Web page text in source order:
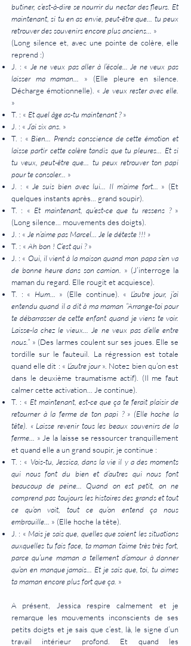
butiner, c’est-à-dire se nourrir du nectar des fleurs. Et
maintenant, si tu en as envie, peut-être que... tu peux
retrouver des souvenirs encore plus anciens...
»
(Long silence et, avec une pointe de colère, elle
reprend :)
J. : « Je ne veux pas aller à l’école... Je ne veux pas
laisser ma maman...
» (Elle pleure en silence.
Décharge émotionnelle). « Je veux rester avec elle.
»
T. : « Et quel âge as-tu maintenant ?»
J. : « J’ai six ans. »
T. : « Bien... Prends conscience de cette émotion et
laisse partir cette colère tandis que tu pleures... Et si
tu veux, peut-être que... tu peux retrouver ton papi
pour te consoler...
»
J. : « Je suis bien avec lui... Il m’aime fort...
» (Et
quelques instants après... grand soupir).
T. : « Et maintenant, qu’est-ce que tu ressens ? »
(Long silence... mouvements des doigts).
J. : « Je n’aime pas Marcel... Je le déteste !!! »
T. : « Ah bon ! C’est qui ?»
J. : « Oui, il vient à la maison quand mon papa s’en va
de bonne heure dans son camion. » (J’interroge la
maman du regard. Elle rougit et acquiesce).
T. : « Hum... » (Elle continue). « L’autre jour, j’ai
entendu quand il a dit à ma maman “Arrange-toi pour
te débarrasser de cette enfant quand je viens te voir.
Laisse-la chez le vieux... Je ne veux pas d’elle entre
nous.” » (Des larmes coulent sur ses joues. Elle se
tordille sur le fauteuil. La régression est totale
quand elle dit : « L’autre jour». Notez bien qu’on est
dans le deuxième traumatisme actif). (Il me faut
calmer cette activation... Je continue).
T. : « Et maintenant, est-ce que ça te ferait plaisir de
retourner à la ferme de ton papi ? » (Elle hoche la
tête). « Laisse revenir tous les beaux souvenirs de la
ferme...
» Je la laisse se ressourcer tranquillement
et quand elle a un grand soupir, je continue :
T. : « Vois-tu, Jessica, dans la vie il y a des moments
qui nous font du bien et d’autres qui nous font
beaucoup de peine... Quand on est petit, on ne
comprend pas toujours les histoires des grands et tout
ce qu’on voit, tout ce qu’on entend ça nous
embrouille... » (Elle hoche la tête).
J. : « Mais je sais que, quelles que soient les situations
auxquelles tu fais face, ta maman t’aime très très fort,
parce qu’une maman a tellement d’amour à donner
qu’on en manque jamais... Et je sais que, toi, tu aimes
ta maman encore plus fort que ça. »
A présent, Jessica respire calmement et je
remarque les mouvements inconscients de ses
petits doigts et je sais que c’est, là, le signe d’un
travail intérieur profond. Et quand les